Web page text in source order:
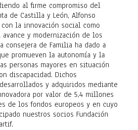
al firme compromiso del
de Castilla y León, Alfonso
con la innovación social como
y modernización de los
consejera de Familia ha dado a
promueven la autonomía y la
personas mayores en situación
discapacidad. Dichos
y adquiridos mediante
por valor de 5,4 millones
de los fondos europeos y en cuyo
nuestros socios Fundación